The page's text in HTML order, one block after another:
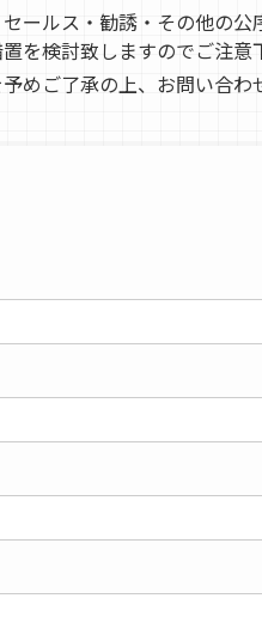
ールス・勧誘・その他の
を検討致しますのでご注意
めご了承の上、お問い合わ